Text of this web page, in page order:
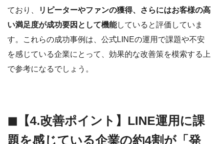
ており、
リピーターやファンの獲得、さらにはお客様の高
い満足度が成功要因として機能していると評価していま
す。これらの成功事例は、公式LINEの運用で課題や不安
を感じている企業にとって、効果的な改善策を模索する上
で参考になるでしょう。
◼︎【4.改善ポイント】LINE運用に課
題を感じている企業の約4割が「発